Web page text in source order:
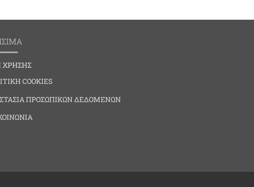
ΧΡΗΣΗΣ
COOKIES
ΠΡΟΣΩΠΙΚΩΝ ΔΕΔΟΜΕΝΩΝ